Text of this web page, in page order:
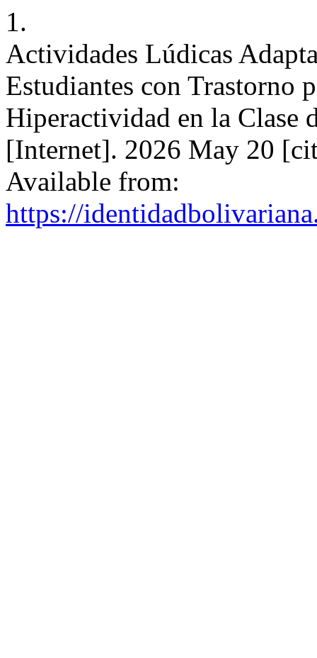
1.
Actividades Lúdicas
Estudiantes con Trastorno
Hiperactividad en la Clase
[Internet]. 2026 May 20
Available from:
https://